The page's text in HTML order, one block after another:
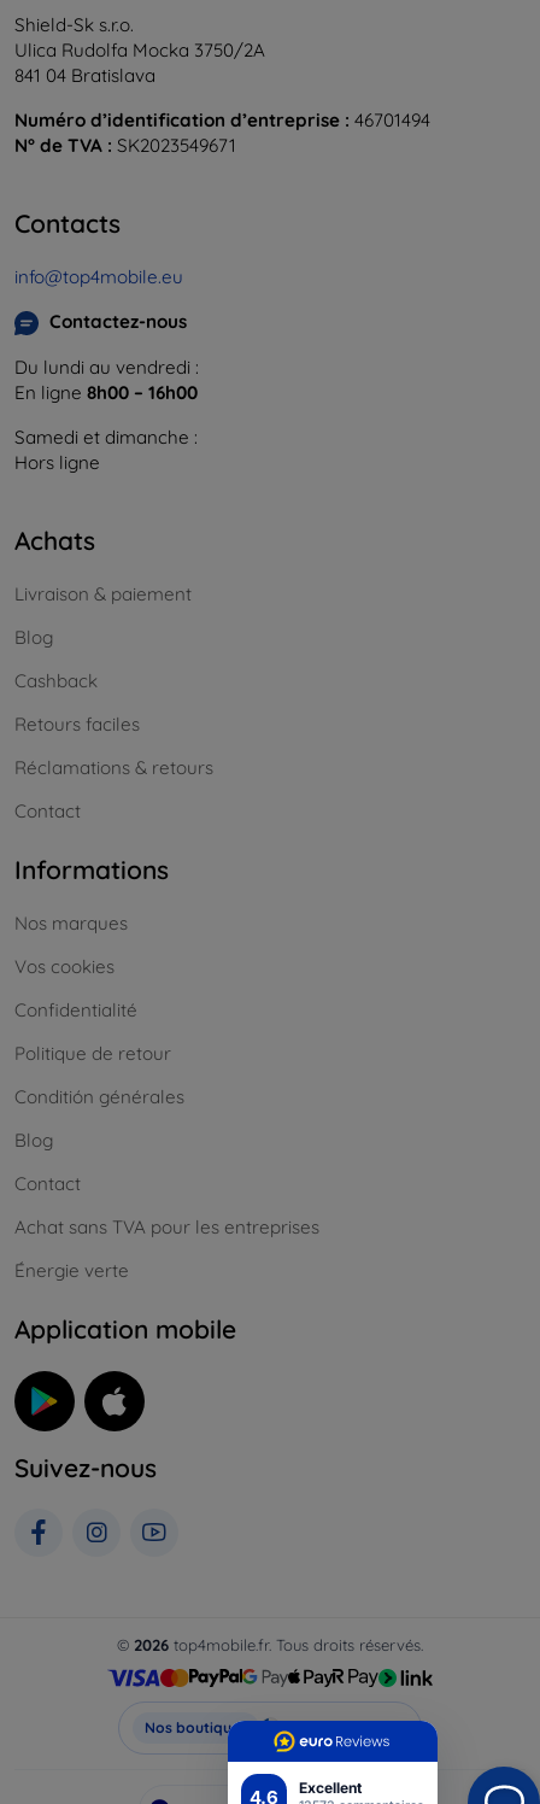
4.6 Excellent
Shield-Sk s.r.o.
Ulica Rudolfa Mocka 3750/2A
841 04 Bratislava
Numéro d’identification d’entreprise : 46701494
N° de TVA : SK2023549671
Contacts
info@top4mobile.eu
Contactez-nous
Du lundi au vendredi :
En ligne 8h00 – 16h00
Samedi et dimanche :
Hors ligne
Achats
Livraison & paiement
Blog
Cashback
Retours faciles
Réclamations & retours
Contact
Informations
Nos marques
Vos cookies
Confidentialité
Politique de retour
Conditión générales
Blog
Contact
Achat sans TVA pour les entreprises
Énergie verte
Application mobile
Suivez-nous
© 2026 top4mobile.fr. Tous droits réservés.
Nos boutiques Top4Mobile.fr